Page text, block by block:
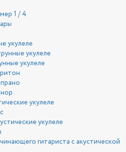
1 / 4
укулеле
укулеле
укулеле
укулеле
укулеле
гитариста с акустической